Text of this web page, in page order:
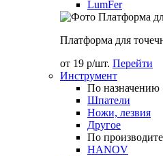
LumFer
Платформа для
от 19 р/шт. Перейти
Инструмент
По назначению
Шпатели
Ножи, лезвия
Другое
По
HANOV